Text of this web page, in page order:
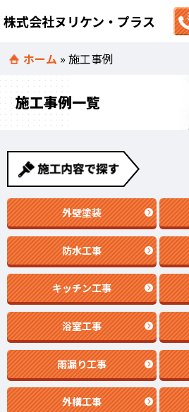
株式会社ヌリケン・プラス
ホーム »施工事例
施工事例一覧
外壁塗装
防水工事
キッチン工事
浴室工事
雨漏り工事
外構工事